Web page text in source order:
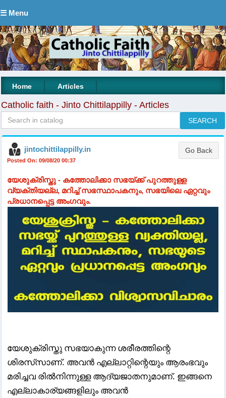
☰ Menu
Home Articles
Catholic faith - Jinto Chittilappilly - Articles
jintochittilappilly.in
Posted On: 09/08/20 00:37
യേശുക്രിസ്തു - കത്തോലിക്കാ സഭയ്ക്ക് പുറത്തുള്ള
വ്യക്തിയല്ല, മറിച്ച് സഭസ്ഥാപകനും, സഭയിലെ ഏറ്റവും
പ്രധാനപ്പെട്ട അംഗവും.
യേശുക്രിസ്തു സഭയാകുന്ന ശരീരത്തിന്റെ
ശിരസ്‌സാണ്‌. അവന് എല്ലാറ്റിന്റെയും ആരംഭവും
മരിച്ചവ രില്നിന്നുള്ള ആദ്യജാതനുമാണ്‌. ഇങ്ങനെ
എല്ലാകാര്യങ്ങളിലും അവന്